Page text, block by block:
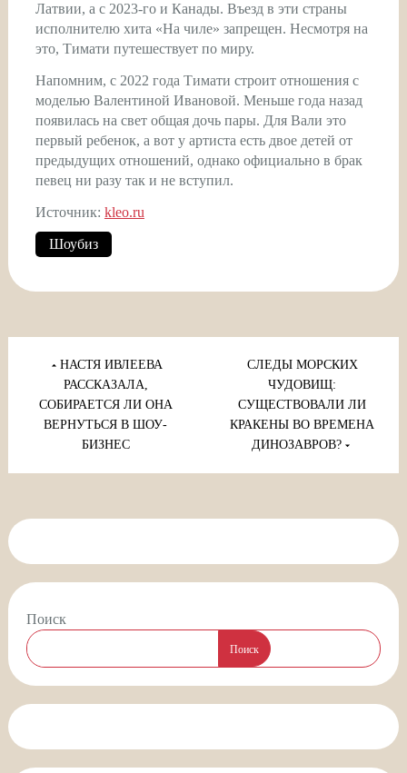
Латвии, а с 2023-го и Канады. Въезд в эти страны
исполнителю хита «На чиле» запрещен. Несмотря на
это, Тимати путешествует по миру.
Напомним, с 2022 года Тимати строит отношения с
моделью Валентиной Ивановой. Меньше года назад
появилась на свет общая дочь пары. Для Вали это
первый ребенок, а вот у артиста есть двое детей от
предыдущих отношений, однако официально в брак
певец ни разу так и не вступил.
Источник: kleo.ru
Шоубиз
Навигация
записям
НАСТЯ ИВЛЕЕВА
РАССКАЗАЛА,
СОБИРАЕТСЯ ЛИ ОНА
ВЕРНУТЬСЯ В ШОУ-
БИЗНЕС
СЛЕДЫ МОРСКИХ
ЧУДОВИЩ:
СУЩЕСТВОВАЛИ ЛИ
КРАКЕНЫ ВО ВРЕМЕНА
ДИНОЗАВРОВ?
Поиск
Поиск